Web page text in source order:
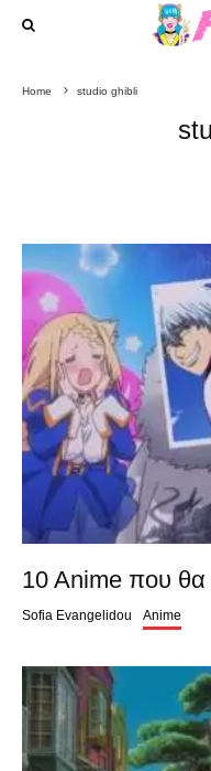
Home studio ghibli
10 Anime που θα
Sofia Evangelidou Anime